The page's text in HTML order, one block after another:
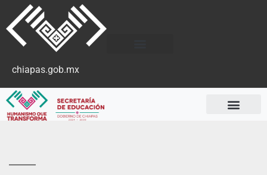
chiapas.gob.mx